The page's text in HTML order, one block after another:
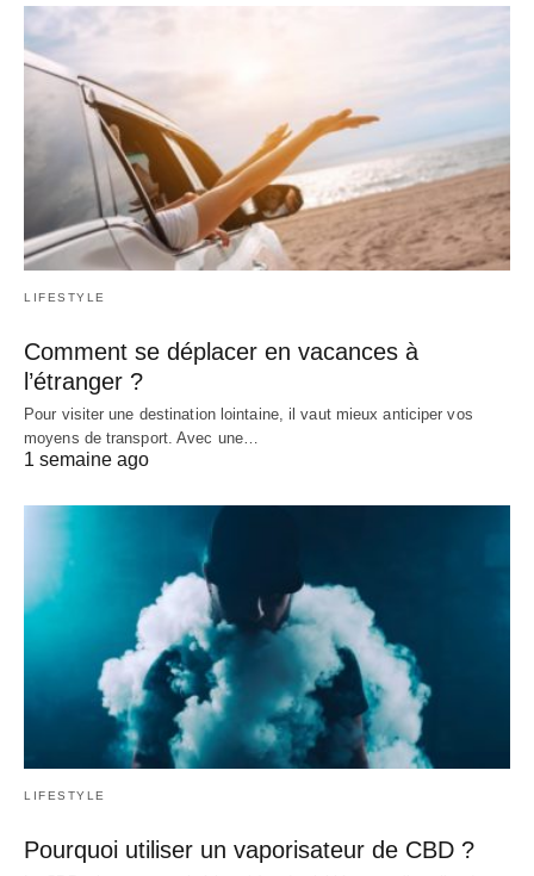
LIFESTYLE
Comment se déplacer en vacances à
l’étranger ?
Pour visiter une destination lointaine, il vaut mieux anticiper vos
moyens de transport. Avec une…
1 semaine ago
LIFESTYLE
Pourquoi utiliser un vaporisateur de CBD ?